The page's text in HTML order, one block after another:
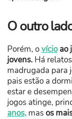
O outro
Porém, ovícioao
jovens. Há
madrugada para
pais estão a
estar e
jogos atinge,
anos, masos